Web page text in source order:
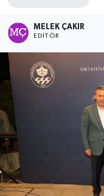
MELEK ÇAKIR
EDITÖR